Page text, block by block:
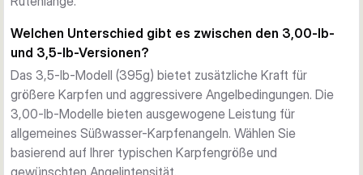
3,5 lb erhältlich. Wählen Sie zwischen 2-teiligen Modellen
(188cm Transport) für traditionelle Setups oder der 3-
teiligen AR-Variante (126cm Transport) für maximale
Mobilität ohne Leistungseinbußen.
Welchen Unterschied gibt es zwischen den 3,00-lb-
und 3,5-lb-Versionen?
Das 3,5-lb-Modell (395g) bietet zusätzliche Kraft für
größere Karpfen und aggressivere Angelbedingungen. Die
3,00-lb-Modelle bieten ausgewogene Leistung für
allgemeines Süßwasser-Karpfenangeln. Wählen Sie
basierend auf Ihrer typischen Karpfengröße und
gewünschten Angelintensität.